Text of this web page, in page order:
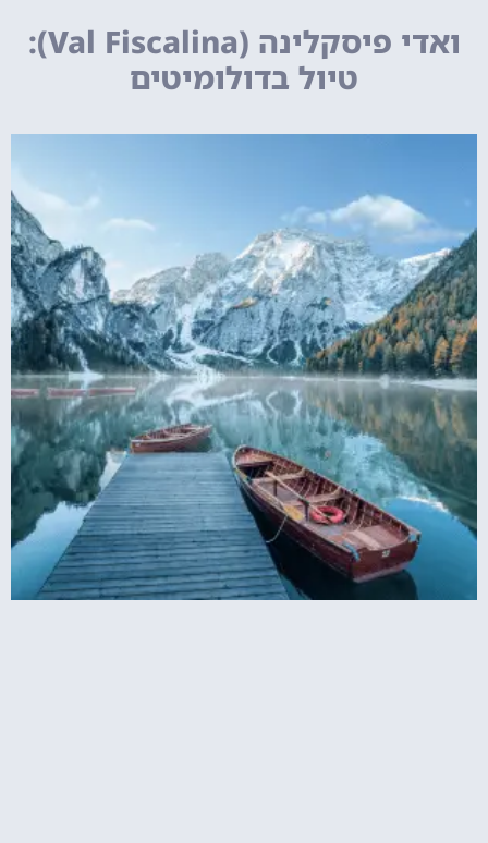
ואדי פיסקלינה (Val Fiscalina):
טיול בדולומיטים